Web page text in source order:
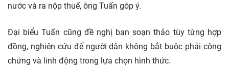
nước và ra nộp thuế, ông Tuấn góp ý.
Đại biểu Tuấn cũng đề nghị ban soạn thảo tùy từng hợp
đồng, nghiên cứu để người dân không bắt buộc phải công
chứng và linh động trong lựa chọn hình thức.